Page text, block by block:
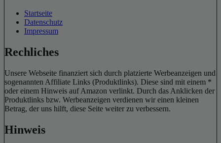
Startseite
Datenschutz
Impressum
Rechliches
Unsere Webseite finanziert sich durch platzierte Werbeanzeigen und
sogenannten Affiliate Links (Produktlinks). Diese sind mit einem *
oder einem Hinweis auf Amazon verlinkt. Durch das Anklicken der
Produktlinks bzw. Werbeanzeigen verdienen wir einen kleinen
Betrag, der uns hilft, diese Seite weiter zu verbessern.
Hinweis